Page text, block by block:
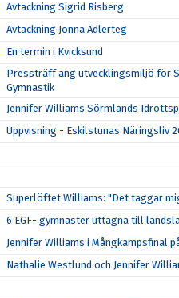
Avtackning Sigrid Risberg
Avtackning Jonna Adlerteg
En termin i Kvicksund
Pressträff ang utvecklingsmiljö för
Gymnastik
Jennifer Williams Sörmlands
Uppvisning - Eskilstunas Näringsliv
Superlöftet Williams: "Det taggar
6 EGF- gymnaster uttagna till
Jennifer Williams i Mångkampsfinal
Nathalie Westlund och Jennifer